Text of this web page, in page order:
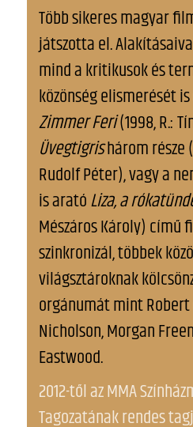
Több sikeres magyar
játszotta el.
mind a kritikusok és
közönség elismerését
Zimmer Feri(1998, R.:
Üvegtigrishárom része
Rudolf Péter), vagy a
is aratóLiza, a
Mészáros Károly) című
szinkronizál, többek
világsztároknak
orgánumát mint Robert
Nicholson, Morgan
Eastwood.
2012-től az MMA
Tagozatának rendes